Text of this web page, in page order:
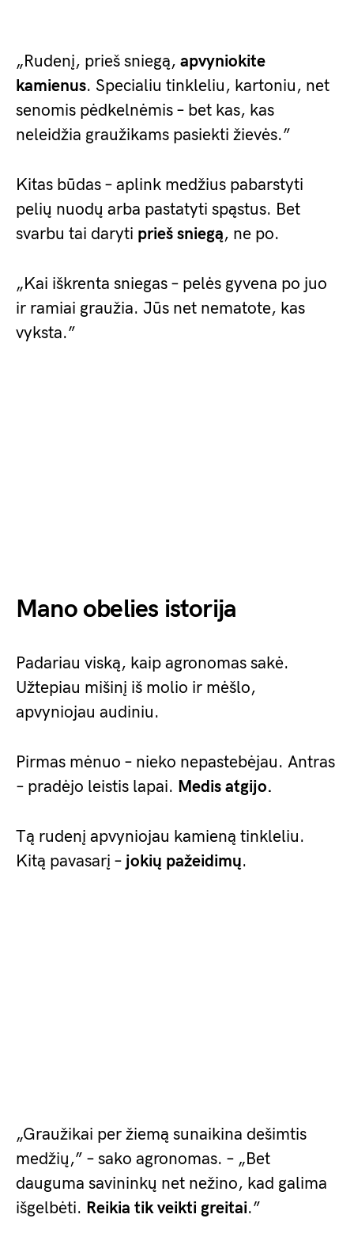
„Rudenį, prieš sniegą, apvyniokite
kamienus. Specialiu tinkleliu, kartoniu, net
senomis pėdkelnėmis – bet kas, kas
neleidžia graužikams pasiekti žievės.”
Kitas būdas – aplink medžius pabarstyti
pelių nuodų arba pastatyti spąstus. Bet
svarbu tai daryti prieš sniegą, ne po.
„Kai iškrenta sniegas – pelės gyvena po juo
ir ramiai graužia. Jūs net nematote, kas
vyksta.”
Mano obelies istorija
Padariau viską, kaip agronomas sakė.
Užtepiau mišinį iš molio ir mėšlo,
apvyniojau audiniu.
Pirmas mėnuo – nieko nepastebėjau. Antras
– pradėjo leistis lapai. Medis atgijo.
Tą rudenį apvyniojau kamieną tinkleliu.
Kitą pavasarį – jokių pažeidimų.
„Graužikai per žiemą sunaikina dešimtis
medžių,” – sako agronomas. – „Bet
dauguma savininkų net nežino, kad galima
išgelbėti. Reikia tik veikti greitai.”